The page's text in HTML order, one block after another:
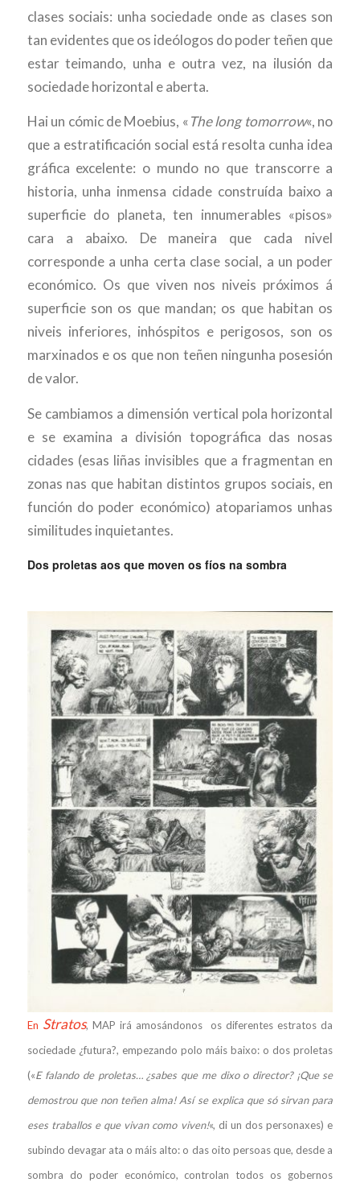
clases sociais: unha sociedade onde as clases son
tan evidentes que os ideólogos do poder teñen que
estar teimando, unha e outra vez, na ilusión da
sociedade horizontal e aberta.
Hai un cómic de Moebius, «The long tomorrow«, no
que a estratificación social está resolta cunha idea
gráfica excelente: o mundo no que transcorre a
historia, unha inmensa cidade construída baixo a
superficie do planeta, ten innumerables «pisos»
cara a abaixo. De maneira que cada nivel
corresponde a unha certa clase social, a un poder
económico. Os que viven nos niveis próximos á
superficie son os que mandan; os que habitan os
niveis inferiores, inhóspitos e perigosos, son os
marxinados e os que non teñen ningunha posesión
de valor.
Se cambiamos a dimensión vertical pola horizontal
e se examina a división topográfica das nosas
cidades (esas liñas invisibles que a fragmentan en
zonas nas que habitan distintos grupos sociais, en
función do poder económico) atopariamos unhas
similitudes inquietantes.
Dos proletas aos que moven os fíos na sombra
En Stratos, MAP irá amosándonos os diferentes estratos da
sociedade ¿futura?, empezando polo máis baixo: o dos proletas
(«E falando de proletas… ¿sabes que me dixo o director? ¡Que se
demostrou que non teñen alma! Así se explica que só sirvan para
eses traballos e que vivan como viven!«, di un dos personaxes) e
subindo devagar ata o máis alto: o das oito persoas que, desde a
sombra do poder económico, controlan todos os gobernos